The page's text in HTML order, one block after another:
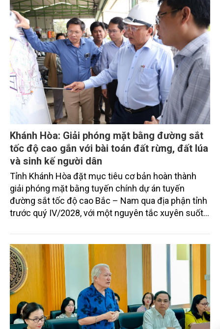
Khánh Hòa: Giải phóng mặt bằng đường sắt
tốc độ cao gắn với bài toán đất rừng, đất lúa
và sinh kế người dân
Tỉnh Khánh Hòa đặt mục tiêu cơ bản hoàn thành
giải phóng mặt bằng tuyến chính dự án tuyến
đường sắt tốc độ cao Bắc – Nam qua địa phận tỉnh
trước quý IV/2028, với một nguyên tắc xuyên suốt: